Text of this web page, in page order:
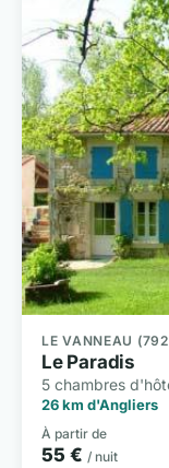
LE VANNEAU
Le Paradis
5 chambres
26 km d'Angliers
À partir de
55 € / nuit